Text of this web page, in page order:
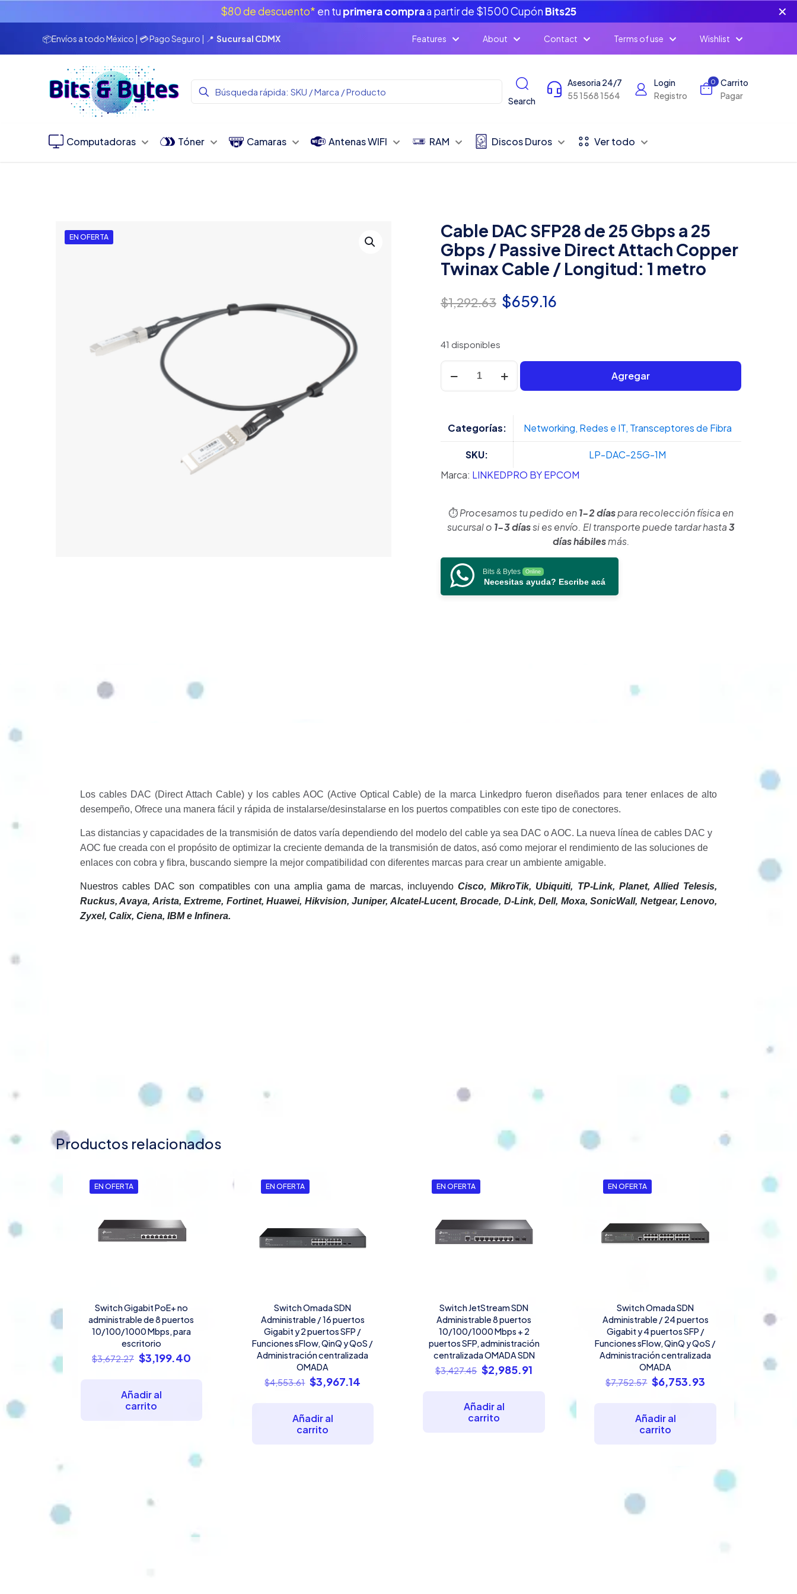
$80 de descuento* en tu primera compraa partir de $1500 Cupón Bits25 ✕
📦Envíos a todo México | 💳 Pago Seguro | 📍Sucursal CDMX Features About Contact Terms of use Wishlist
Search
Asesoria 24/7
55 1568 1564
Login
Registro
0
Carrito
Pagar
Computadoras Tóner Camaras Antenas WIFI RAM Discos Duros Ver todo
EN OFERTA
Cable DAC SFP28 de 25 Gbps a 25
Gbps / Passive Direct Attach Copper
Twinax Cable / Longitud: 1 metro
$1,292.63 El
era:
$1,292.63.
$659.16
es:
$659.16.
41 disponibles
Cable
DAC
SFP28
25
Gbps
Passive
Direct
Twinax
Cable
/
Agregar
Categorías: Networking, Redes e IT, Transceptores de Fibra
SKU:
LP-DAC-25G-1M
Marca: LINKEDPRO BY EPCOM
⏱️Procesamos tu pedido en1-2 díaspara recolección física en
sucursal o 1-3 díassi es envío. El transporte puede tardar hasta3
días hábilesmás.
Bits & Bytes Online
Necesitas ayuda? Escribe acá
Los cables DAC (Direct Attach Cable) y los cables AOC (Active Optical Cable) de la marca Linkedpro fueron diseñados para tener enlaces de alto
desempeño, Ofrece una manera fácil y rápida de instalarse/desinstalarse en los puertos compatibles con este tipo de conectores.
Las distancias y capacidades de la transmisión de datos varía dependiendo del modelo del cable ya sea DAC o AOC. La nueva línea de cables DAC y
AOC fue creada con el propósito de optimizar la creciente demanda de la transmisión de datos, asó como mejorar el rendimiento de las soluciones de
enlaces con cobra y fibra, buscando siempre la mejor compatibilidad con diferentes marcas para crear un ambiente amigable.
Nuestros cables DAC son compatibles con una amplia gama de marcas, incluyendoCisco, MikroTik, Ubiquiti, TP-Link, Planet, Allied Telesis,
Ruckus, Avaya, Arista, Extreme, Fortinet, Huawei, Hikvision, Juniper, Alcatel-Lucent, Brocade, D-Link, Dell, Moxa, SonicWall, Netgear, Lenovo,
Zyxel, Calix, Ciena, IBM e Infinera.
Productos relacionados
EN OFERTA
Switch Gigabit PoE+ no
administrable de 8 puertos
10/100/1000 Mbps, para
escritorio
$3,672.27 El
era:
$3,672.27.
$3,199.40El
Añadir al
carrito
EN OFERTA
Switch Omada SDN
Administrable / 16 puertos
Gigabit y 2 puertos SFP /
Funciones sFlow, QinQ y QoS /
Administración centralizada
OMADA
$4,553.61 El
era:
$4,553.61.
$3,967.14
Añadir al
carrito
EN OFERTA
Switch JetStream SDN
Administrable 8 puertos
10/100/1000 Mbps + 2
puertos SFP, administración
centralizada OMADA SDN
$3,427.45 El
era:
$3,427.45.
$2,985.91
Añadir al
carrito
EN OFERTA
Switch Omada SDN
Administrable / 24 puertos
Gigabit y 4 puertos SFP /
Funciones sFlow, QinQ y QoS /
Administración centralizada
OMADA
$7,752.57 El
era:
$7,752.57.
$6,753.93
Añadir al
carrito